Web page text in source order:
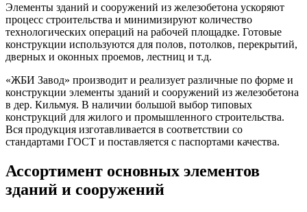
Элементы зданий и сооружений из железобетона ускоряют
процесс строительства и минимизируют количество
технологических операций на рабочей площадке. Готовые
конструкции используются для полов, потолков, перекрытий,
дверных и оконных проемов, лестниц и т.д.
«ЖБИ Завод» производит и реализует различные по форме и
конструкции элементы зданий и сооружений из железобетона
в дер. Кильмуя. В наличии большой выбор типовых
конструкций для жилого и промышленного строительства.
Вся продукция изготавливается в соответствии со
стандартами ГОСТ и поставляется с паспортами качества.
Ассортимент основных элементов
зданий и сооружений